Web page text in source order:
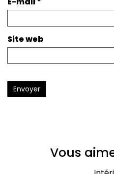
Site web
Envoyer
Vous